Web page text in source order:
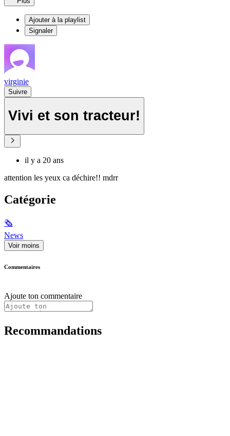
Ajouter à la playlist
Signaler
virginie
Suivre
Vivi et son tracteur!
il y a 20 ans
attention les yeux ca déchire!! mdrr
Catégorie
🗞
News
Voir moins
Commentaires
Ajoute ton commentaire
Recommandations